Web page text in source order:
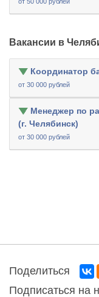
Вакансии в
Координатор
от 30 000 рублей
Менеджер по
(г. Челябинск)
от 30 000 рублей
Поделиться
Подписаться на